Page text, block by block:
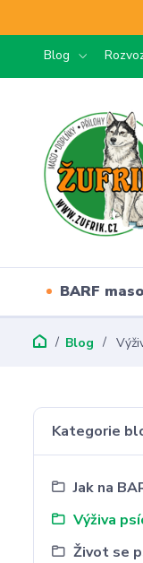
Blog
BARF maso
Blog
Kategorie
Jak na
Výživa
Život se